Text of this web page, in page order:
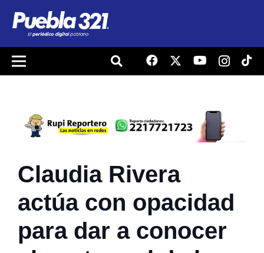
Claudia Rivera
actúa con opacidad
para dar a conocer